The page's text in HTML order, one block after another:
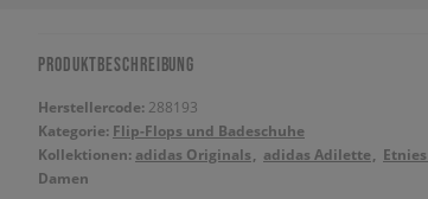
PRODUKTBESCHREIBUNG
Herstellercode: 288193
Kategorie: Flip-Flops und Badeschuhe
Kollektionen: adidas Originals adidas Adilette
Damen